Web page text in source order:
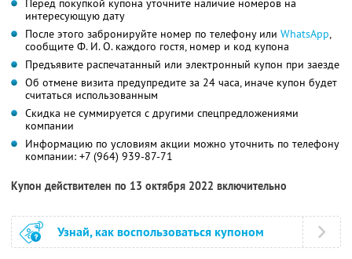
Перед покупкой купона уточните наличие номеров на
интересующую дату
После этого забронируйте номер по телефону или WhatsApp,
сообщите Ф. И. О.каждого гостя, номер и код купона
Предъявите распечатанный или электронный купон при заезде
Об отмене визита предупредите за 24 часа, иначе купон будет
считаться использованным
Скидка не суммируется с другими спецпредложениями
компании
Информацию по условиям акции можно уточнить по телефону
компании: +7 (964) 939-87-71
Купон действителен по 13 октября 2022 включительно
Узнай, как воспользоваться купоном